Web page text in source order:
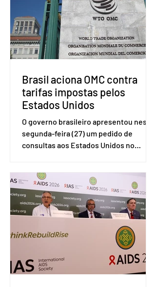
Brasil aciona OMC contra
tarifas impostas pelos
Estados Unidos
O governo brasileiro apresentou nesta
segunda-feira (27) um pedido de
consultas aos Estados Unidos no
(OMC), contestando duas medidas
tarifárias adotadas pelo país norte-
americano com base na Seção 301 da
Lei de Comércio de 1974. Segundo nota
divulgada pelo Ministério das Relações
Exteriores, o Brasil considera que as
incompatíveis com as obrigações
assumidas pelos Estados Unid